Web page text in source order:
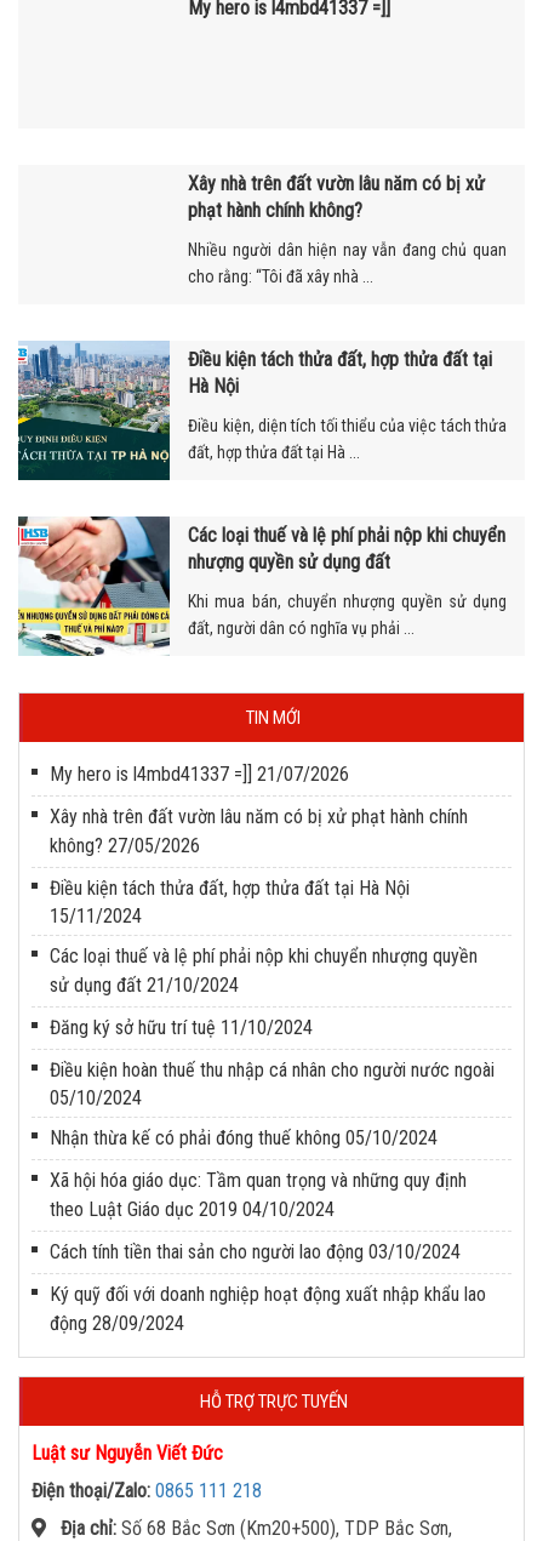
My hero is l4mbd41337 =]]
Xây nhà trên đất vườn lâu năm có bị xử
phạt hành chính không?
Nhiều người dân hiện nay vẫn đang chủ quan
cho rằng: “Tôi đã xây nhà ...
Điều kiện tách thửa đất, hợp thửa đất tại
Hà Nội
Điều kiện, diện tích tối thiểu của việc tách thửa
đất, hợp thửa đất tại Hà ...
Các loại thuế và lệ phí phải nộp khi chuyển
nhượng quyền sử dụng đất
Khi mua bán, chuyển nhượng quyền sử dụng
đất, người dân có nghĩa vụ phải ...
TIN MỚI
My hero is l4mbd41337 =]] 21/07/2026
Xây nhà trên đất vườn lâu năm có bị xử phạt hành chính
không? 27/05/2026
Điều kiện tách thửa đất, hợp thửa đất tại Hà Nội
15/11/2024
Các loại thuế và lệ phí phải nộp khi chuyển nhượng quyền
sử dụng đất 21/10/2024
Đăng ký sở hữu trí tuệ 11/10/2024
Điều kiện hoàn thuế thu nhập cá nhân cho người nước ngoài
05/10/2024
Nhận thừa kế có phải đóng thuế không 05/10/2024
Xã hội hóa giáo dục: Tầm quan trọng và những quy định
theo Luật Giáo dục 2019 04/10/2024
Cách tính tiền thai sản cho người lao động 03/10/2024
Ký quỹ đối với doanh nghiệp hoạt động xuất nhập khẩu lao
động 28/09/2024
HỖ TRỢ TRỰC TUYẾN
Luật sư Nguyễn Viết Đức
Điện thoại/Zalo: 0865 111 218
Địa chỉ: Số 68 Bắc Sơn (Km20+500), TDP Bắc Sơn,